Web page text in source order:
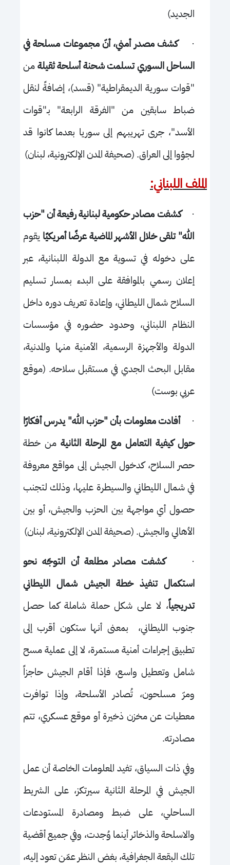
الجديد)
·كشف مصدر أمني، أنّ مجموعات مسلحة في
الساحل السوري تسلمت شحنة أسلحة ثقيلةمن
"قوات سورية الديمقراطية" (قسد)، إضافةً لنقل
ضباط سابقين من "الفرقة الرابعة" بـ"قوات
الأسد"، جرى تهريبهم إلى سوريا بعدما كانوا قد
لجؤوا إلى العراق. (صحيفة المدن الإلكترونية، لبنان)
الملف اللبناني:
·كشفت مصادر حكومية لبنانية رفيعة أن "حزب
الله" تلقى خلال الأشهر الماضية عرضًا أمريكيًا يقوم
على دخوله في تسوية مع الدولة اللبنانية، عبر
إعلان رسمي بالموافقة على البدء بمسار تسليم
السلاح شمال الليطاني، وإعادة تعريف دوره داخل
النظام اللبناني، وحدود حضوره في مؤسسات
الدولة والأجهزة الرسمية، الأمنية منها والمدنية،
مقابل البحث الجدي في مستقبل سلاحه. (موقع
عربي بوست)
·أفادت معلومات بأن "حزب الله" يدرس أفكارًا
حول كيفية التعامل مع المرحلة الثانيةمن خطة
حصر السلاح، كدخول الجيش إلى مواقع معروفة
في شمال الليطاني والسيطرة عليها، وذلك لتجنب
حصول أي مواجهة بين الحزب والجيش، أو بين
الأهالي والجيش. (صحيفة المدن الإلكترونية، لبنان)
·كشفت مصادر مطلعة أن التوجّه نحو
استكمال تنفيذ خطة الجيش شمال الليطاني
تدريجياً، لا على شكل حملة شاملة كما حصل
جنوب الليطاني، بمعنى أنها ستكون أقرب إلى
تطبيق إجراءات أمنية مستمرة، لا إلى عملية مسح
شامل وتعطيل واسع، فإذا أقام الجيش حاجزاً
ومرّ مسلحون، تُصادر الأسلحة، وإذا توافرت
معطيات عن مخزن ذخيرة أو موقع عسكري، تتم
مصادرته.
وفي ذات السياق، تفيد المعلومات الخاصة أن عمل
الجيش في المرحلة الثانية سيرتكز، على الشريط
الساحلي، على ضبط ومصادرة المستودعات
والاسلحة والذخائر أينما وُجدت، وفي جميع أقضية
تلك البقعة الجغرافية، بغض النظر عمّن تعود إليه،